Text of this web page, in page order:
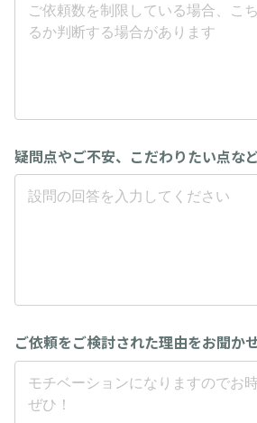
疑問点やご不安、こだわりたい点な
ご依頼をご検討された理由をお聞か